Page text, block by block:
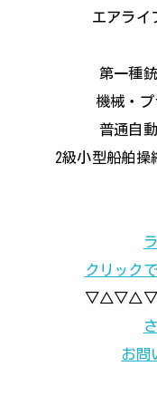
エアライ
第一種
機械・プ
普通自
2級小型船舶操
クリック
お問